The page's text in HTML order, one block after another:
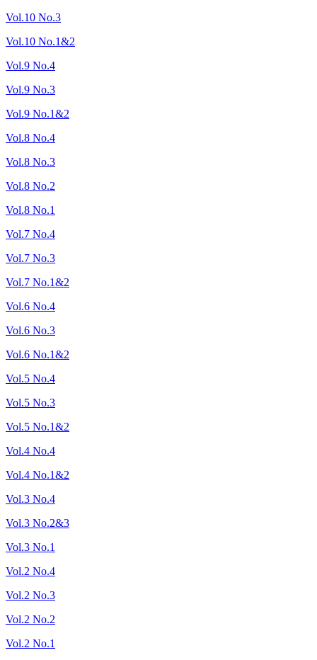
Vol.10 No.3
Vol.10 No.1&2
Vol.9 No.4
Vol.9 No.3
Vol.9 No.1&2
Vol.8 No.4
Vol.8 No.3
Vol.8 No.2
Vol.8 No.1
Vol.7 No.4
Vol.7 No.3
Vol.7 No.1&2
Vol.6 No.4
Vol.6 No.3
Vol.6 No.1&2
Vol.5 No.4
Vol.5 No.3
Vol.5 No.1&2
Vol.4 No.4
Vol.4 No.1&2
Vol.3 No.4
Vol.3 No.2&3
Vol.3 No.1
Vol.2 No.4
Vol.2 No.3
Vol.2 No.2
Vol.2 No.1